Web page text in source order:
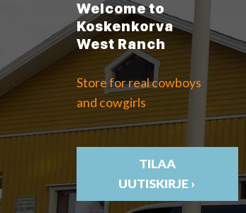
Welcome to
Koskenkorva
West Ranch
Store for real cowboys
and cowgirls
TILAA
UUTISKIRJE ›